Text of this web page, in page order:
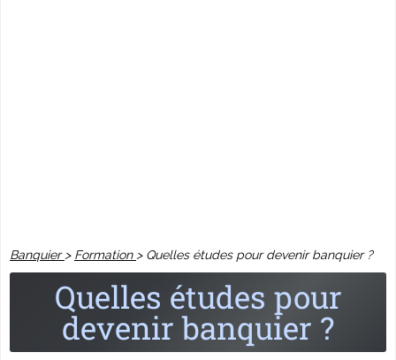
Banquier > Formation > Quelles études pour devenir banquier ?
Quelles études pour
devenir banquier ?